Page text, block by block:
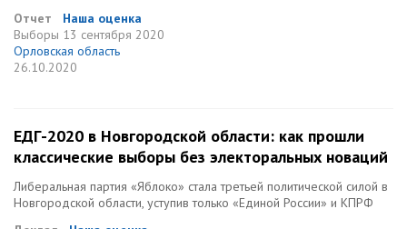
Отчет
Наша оценка
Выборы 13 сентября 2020
Орловская область
26.10.2020
ЕДГ-2020 в Новгородской области: как прошли
классические выборы без электоральных новаций
Либеральная партия «Яблоко» стала третьей политической силой в
Новгородской области, уступив только «Единой России» и КПРФ